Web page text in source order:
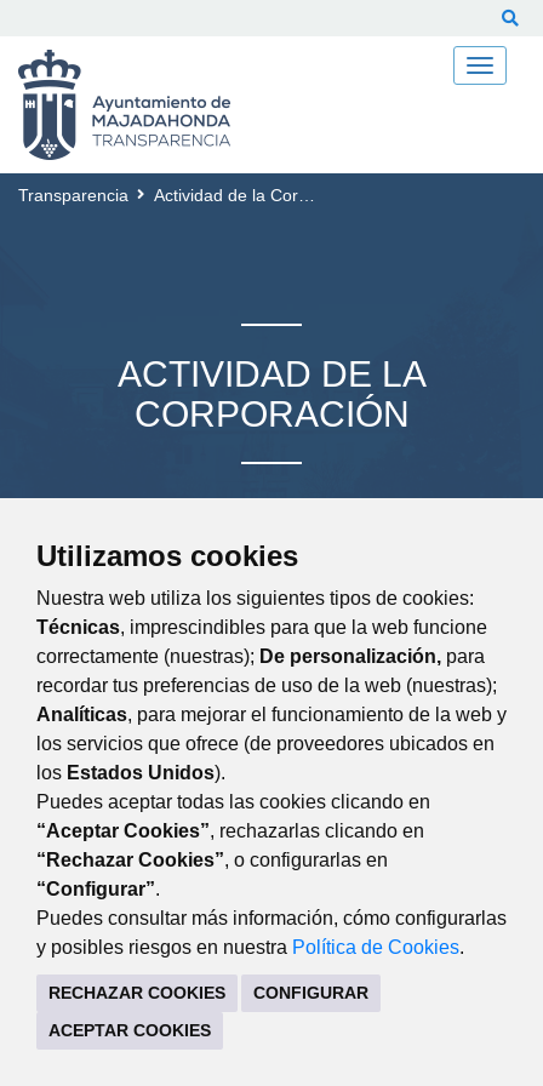
Utilizamos cookies
Nuestra web utiliza los siguientes tipos de cookies:
Técnicas, imprescindibles para que la web funcione
correctamente (nuestras); De personalización, para
recordar tus preferencias de uso de la web (nuestras);
Analíticas, para mejorar el funcionamiento de la web y
los servicios que ofrece (de proveedores ubicados en
los Estados Unidos).
Puedes aceptar todas las cookies clicando en
“Aceptar Cookies”, rechazarlas clicando en
“Rechazar Cookies”, o configurarlas en
“Configurar”.
Puedes consultar más información, cómo configurarlas
y posibles riesgos en nuestra Política de Cookies.
RECHAZAR COOKIES
CONFIGURAR
ACEPTAR COOKIES
Transparencia Actividad de la Corporación
ACTIVIDAD DE LA
CORPORACIÓN
Eventos Día Semana Mes Año
TRANSPARENCIA
Plaza Mayor, 3 28220 Majadahonda Madrid
CONTACTO MAPA WEB
AVISO LEGAL
POLÍTICA DE PRIVACIDAD